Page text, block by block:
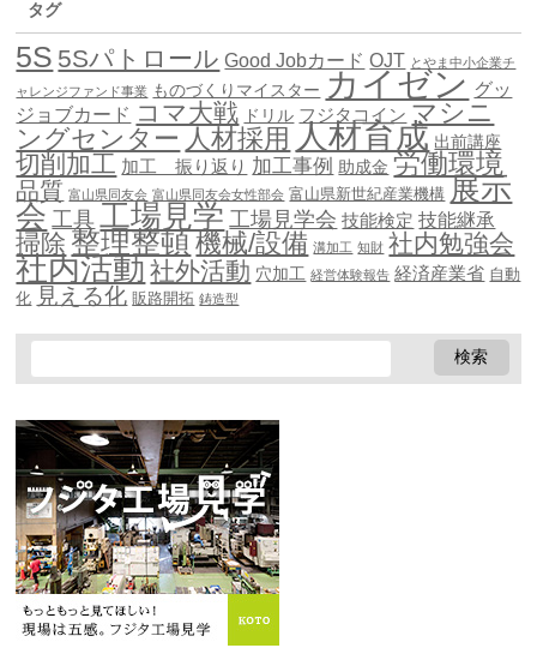
タグ
5S 5Sパトロール Good Jobカード OJT とやま中小企業チ
ャレンジファンド事業 ものづくりマイスター カイゼン グッ
ジョブカード コマ大戦 ドリル フジタコイン マシニ
ングセンター 人材採用 人材育成 出前講座
切削加工 加工 振り返り 加工事例 助成金 労働環境
品質 富山県同友会 富山県同友会女性部会 富山県新世紀産業機構 展示
会 工具 工場見学 工場見学会 技能検定 技能継承
掃除 整理整頓機械/設備 溝加工 知財 社内勉強会
社内活動社外活動 穴加工 経営体験報告 経済産業省 自動
化 見える化 販路開拓 鋳造型